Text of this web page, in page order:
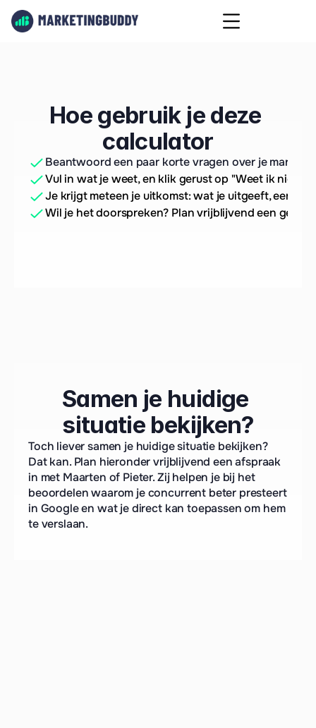
Hoe gebruik je deze
calculator
Beantwoord een paar korte vragen over je
Vul in wat je weet, en klik gerust op "Weet ik niet"
Je krijgt meteen je uitkomst: wat je uitgeeft, een
Wil je het doorspreken? Plan vrijblijvend een
Samen je huidige
situatie bekijken?
Samen door je huidige account heen?
Toch liever samen je huidige situatie bekijken?
Dat kan. Plan hieronder vrijblijvend een afspraak
in met Maarten of Pieter. Zij helpen je bij het
beoordelen waarom je concurrent beter presteert
in Google en wat je direct kan toepassen om hem
te verslaan.